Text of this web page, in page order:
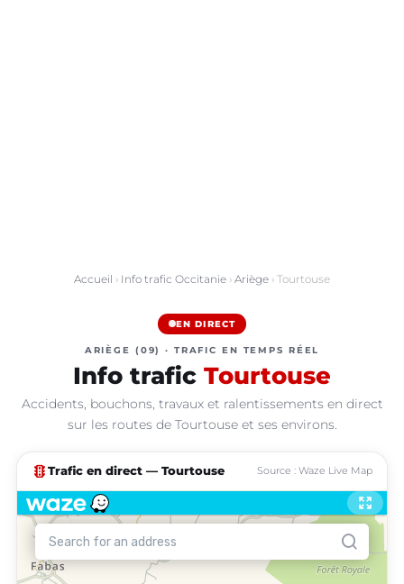
Accueil › Info trafic Occitanie › Ariège › Tourtouse
EN DIRECT
ARIÈGE (09) · TRAFIC EN TEMPS RÉEL
Info trafic Tourtouse
Accidents, bouchons, travaux et ralentissements en direct
sur les routes de Tourtouse et ses environs.
traffic Trafic en direct — Tourtouse Source : Waze Live Map